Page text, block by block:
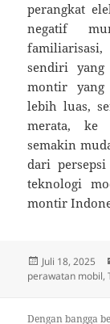
perangkat
negatif
sendiri yang
montir yang
lebih luas,
merata, ke
semakin
dari
teknologi
montir
Diposkan
pada
Juli 18, 2025
perawatan mobil,
Dengan bangga